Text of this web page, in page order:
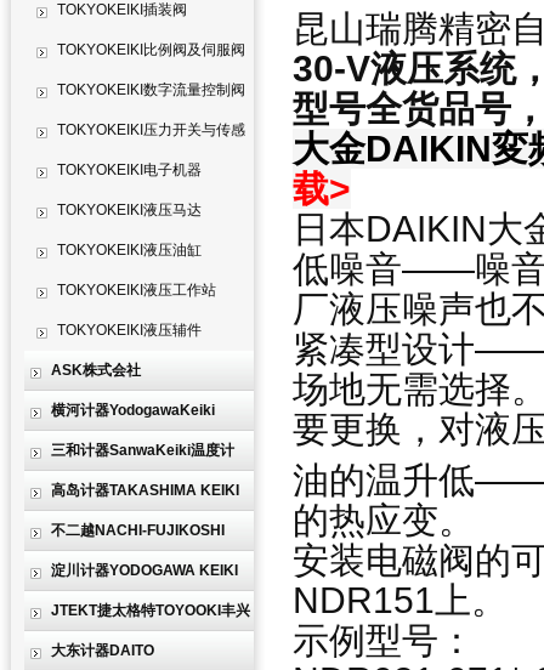
TOKYOKEIKI插装阀
TOKYOKEIKI比例阀及伺服阀
TOKYOKEIKI数字流量控制阀
TOKYOKEIKI压力开关与传感
器 TOKYOKEIKI电子机器
TOKYOKEIKI液压马达
TOKYOKEIKI液压油缸
TOKYOKEIKI液压工作站
TOKYOKEIKI液压辅件
ASK株式会社
横河计器YodogawaKeiki
三和计器SanwaKeiki温度计
高岛计器TAKASHIMA KEIKI
不二越NACHI-FUJIKOSHI
淀川计器YODOGAWA KEIKI
JTEKT捷太格特TOYOOKI丰兴
大东计器DAITO
昆山瑞腾精密
30-V液压系统
型号全货品号
大金DAIKIN変
载>
日本DAIKIN大
低噪音——噪音
厂液压噪声也
紧凑型设计——
场地无需选
要更换，对液
油的温升低——
的热应变。
安装电磁阀的
NDR151上。
示例型号：